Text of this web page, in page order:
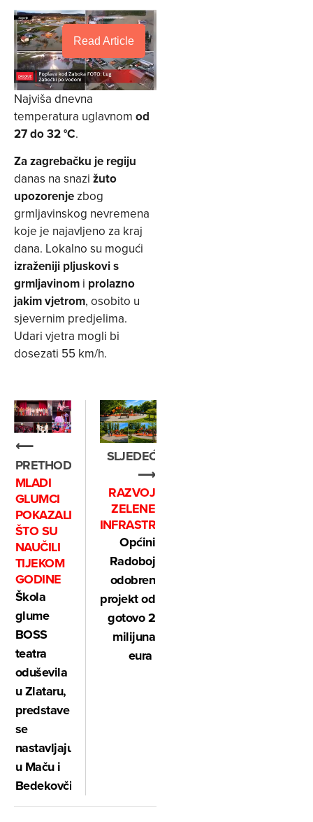
Read Article
Najviša dnevna
temperatura uglavnom od
27 do 32 °C.
Za zagrebačku je regiju
danas na snazi žuto
upozorenjezbog
grmljavinskog nevremena
koje je najavljeno za kraj
dana. Lokalno su mogući
izraženiji pljuskovi s
grmljavinom i prolazno
jakim vjetrom, osobito u
sjevernim predjelima.
Udari vjetra mogli bi
dosezati 55 km/h.
⟵
PRETHODNO
MLADI
GLUMCI
POKAZALI
ŠTO SU
NAUČILI
TIJEKOM
GODINE
Škola
glume
BOSS
teatra
oduševila
u Zlataru,
predstave
se
nastavljaju
u Maču i
Bedekovčini
SLJEDEĆE
⟶
RAZVOJ
ZELENE
INFRASTRUKTURE
Općini
Radoboj
odobren
projekt od
gotovo 2
milijuna
eura